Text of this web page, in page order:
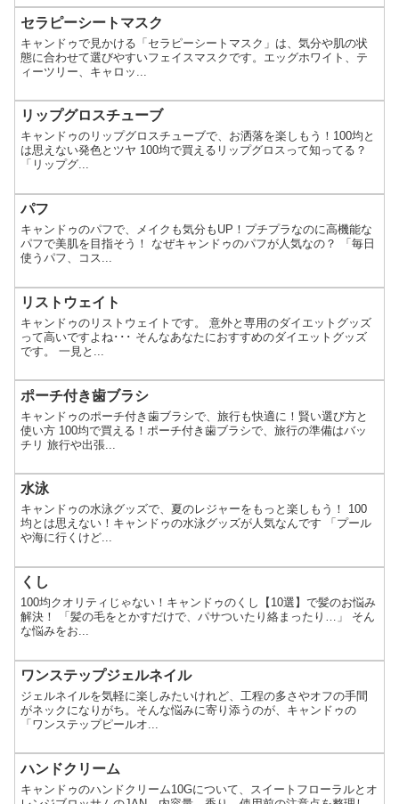
セラピーシートマスク
キャンドゥで見かける「セラピーシートマスク」は、気分や肌の状
態に合わせて選びやすいフェイスマスクです。エッグホワイト、テ
ィーツリー、キャロッ...
リップグロスチューブ
キャンドゥのリップグロスチューブで、お洒落を楽しもう！100均と
は思えない発色とツヤ 100均で買えるリップグロスって知ってる？
「リップグ...
パフ
キャンドゥのパフで、メイクも気分もUP！プチプラなのに高機能な
パフで美肌を目指そう！ なぜキャンドゥのパフが人気なの？ 「毎日
使うパフ、コス...
リストウェイト
キャンドゥのリストウェイトです。 意外と専用のダイエットグッズ
って高いですよね･･･ そんなあなたにおすすめのダイエットグッズ
です。 一見と...
ポーチ付き歯ブラシ
キャンドゥのポーチ付き歯ブラシで、旅行も快適に！賢い選び方と
使い方 100均で買える！ポーチ付き歯ブラシで、旅行の準備はバッ
チリ 旅行や出張...
水泳
キャンドゥの水泳グッズで、夏のレジャーをもっと楽しもう！ 100
均とは思えない！キャンドゥの水泳グッズが人気なんです 「プール
や海に行くけど...
くし
100均クオリティじゃない！キャンドゥのくし【10選】で髪のお悩み
解決！ 「髪の毛をとかすだけで、パサついたり絡まったり…」 そん
な悩みをお...
ワンステップジェルネイル
ジェルネイルを気軽に楽しみたいけれど、工程の多さやオフの手間
がネックになりがち。そんな悩みに寄り添うのが、キャンドゥの
「ワンステップピールオ...
ハンドクリーム
キャンドゥのハンドクリーム10Gについて、スイートフローラルとオ